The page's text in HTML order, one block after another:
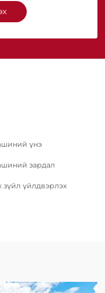
үнэ
зардал
зүйл үйлдвэрлэх